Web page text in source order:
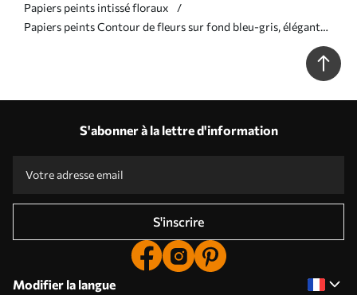
Papiers peints intissé floraux
Papiers peints Contour de fleurs sur fond bleu-gris, élégant
S'abonner à la lettre d'information
S'inscrire
Modifier la langue